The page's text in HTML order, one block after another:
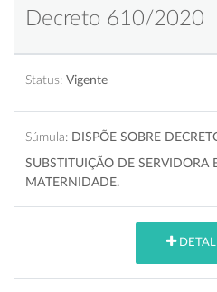
Decreto 610/2020
Status: Vigente
Súmula: DISPÕE SOBRE
SUBSTITUIÇÃO DE SERVIDORA
MATERNIDADE.